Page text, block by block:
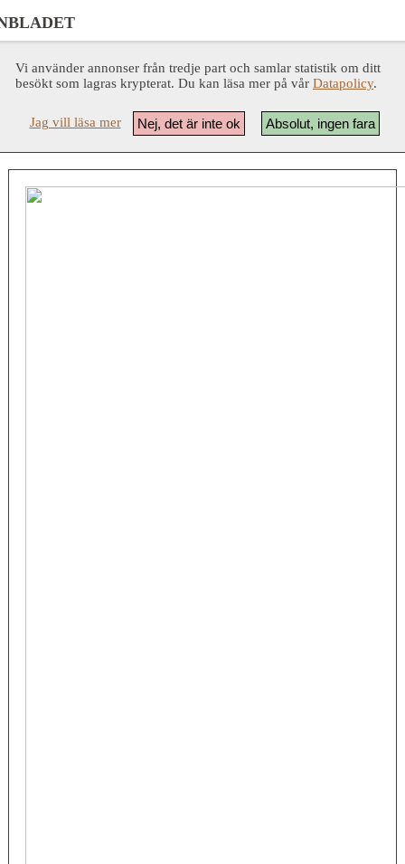
Vi använder annonser från tredje part och samlar statistik om ditt
besökt som lagras krypterat. Du kan läsa mer på vår Datapolicy.
Absolut, ingen fara
Nej, det är inte ok
Jag vill läsa mer